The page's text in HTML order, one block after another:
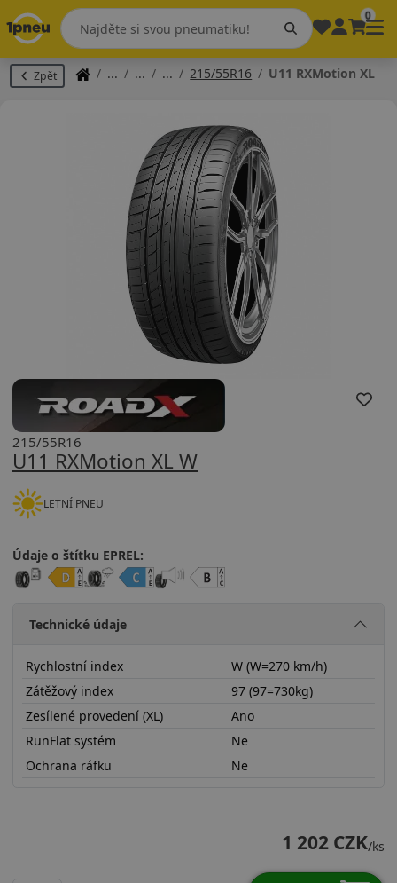
0
Zpět 215/55R16 U11 RXMotion XL
U11 RXMotion XL W
215/55R16
LETNÍ PNEU
Údaje o štítku EPREL:
Technické údaje
Rychlostní index
W (W=270 km/h)
Zátěžový index
97 (97=730kg)
Zesílené provedení (XL)
Ano
RunFlat systém
Ne
Ochrana ráfku
Ne
1 202 CZK/ks